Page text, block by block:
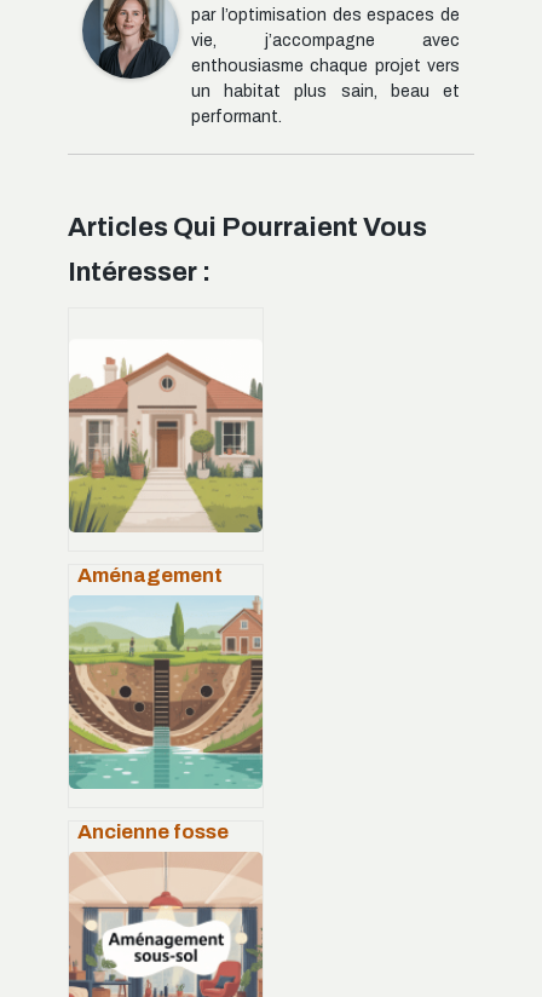
par l’optimisation des espaces de
vie, j’accompagne avec
enthousiasme chaque projet vers
un habitat plus sain, beau et
performant.
Articles Qui Pourraient Vous
Intéresser :
Aménagement
devant maison
pas cher : 15 idées
faciles à copier
Ancienne fosse
septique schéma :
comprendre,
diagnostiquer et
mettre aux
normes